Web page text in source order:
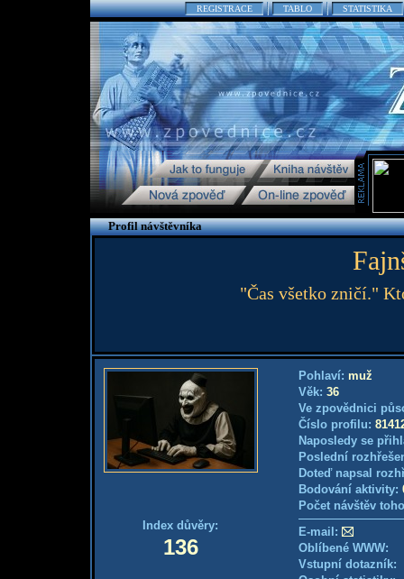
REGISTRACE TABLO STATISTIKA
Profil návštěvníka
"Čas všetko zničí."
Index důvěry:
136
Pohlaví: muž
Věk: 36
Ve zpovědnici
Číslo profilu:
Naposledy se
Poslední
Doteď napsal
Bodování aktivity:
Počet návštěv
E-mail:
Oblíbené WWW:
Vstupní